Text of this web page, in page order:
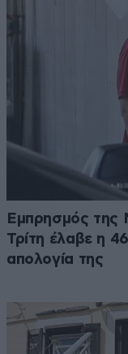
Εμπρησμός της
Τρίτη έλαβε η
απολογία της